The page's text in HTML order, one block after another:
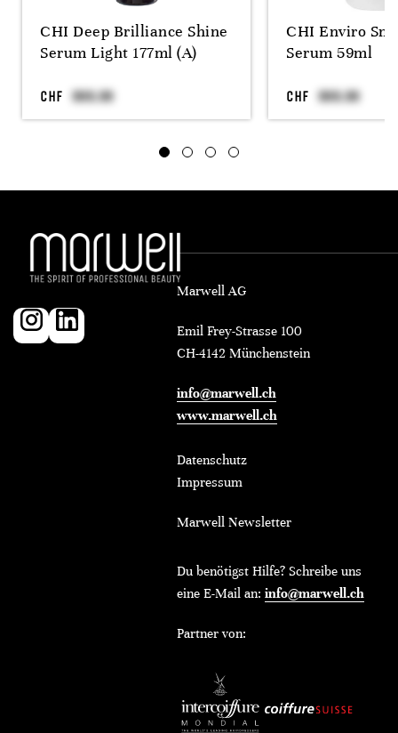
CHI Deep Brilliance Shine
Serum Light 177ml (A)
CHF
CHI Enviro
Serum 59ml
CHF
Marwell AG
Emil Frey-Strasse 100
CH-4142 Münchenstein
info@marwell.ch
www.marwell.ch
Datenschutz
Impressum
Marwell Newsletter
Du benötigst Hilfe? Schreibe uns
eine E-Mail an: info@marwell.ch
Partner von: